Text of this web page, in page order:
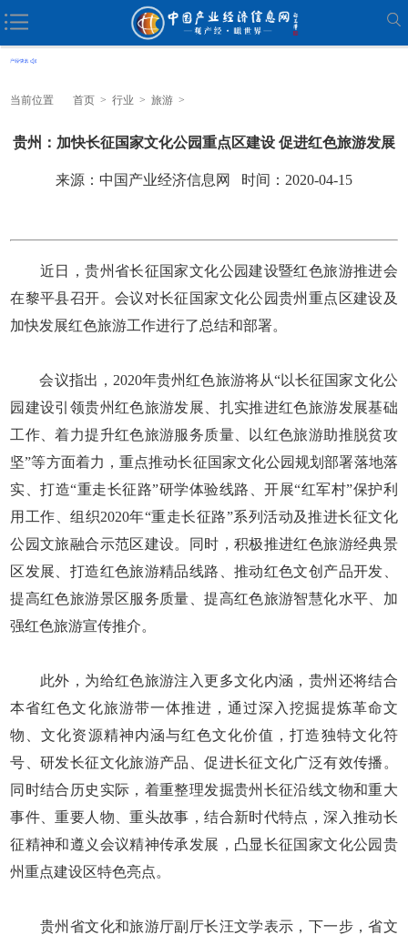
当前位置 首页 > 行业 > 旅游 >
贵州：加快长征国家文化公园重点区建设 促进红色旅游发展
来源：中国产业经济信息网 时间：2020-04-15
近日，贵州省长征国家文化公园建设暨红色旅游推进会
在黎平县召开。会议对长征国家文化公园贵州重点区建设及
加快发展红色旅游工作进行了总结和部署。
会议指出，2020年贵州红色旅游将从“以长征国家文化公
园建设引领贵州红色旅游发展、扎实推进红色旅游发展基础
工作、着力提升红色旅游服务质量、以红色旅游助推脱贫攻
坚”等方面着力，重点推动长征国家文化公园规划部署落地落
实、打造“重走长征路”研学体验线路、开展“红军村”保护利
用工作、组织2020年“重走长征路”系列活动及推进长征文化
公园文旅融合示范区建设。同时，积极推进红色旅游经典景
区发展、打造红色旅游精品线路、推动红色文创产品开发、
提高红色旅游景区服务质量、提高红色旅游智慧化水平、加
强红色旅游宣传推介。
此外，为给红色旅游注入更多文化内涵，贵州还将结合
本省红色文化旅游带一体推进，通过深入挖掘提炼革命文
物、文化资源精神内涵与红色文化价值，打造独特文化符
号、研发长征文化旅游产品、促进长征文化广泛有效传播。
同时结合历史实际，着重整理发掘贵州长征沿线文物和重大
事件、重要人物、重头故事，结合新时代特点，深入推动长
征精神和遵义会议精神传承发展，凸显长征国家文化公园贵
州重点建设区特色亮点。
贵州省文化和旅游厅副厅长汪文学表示，下一步，省文